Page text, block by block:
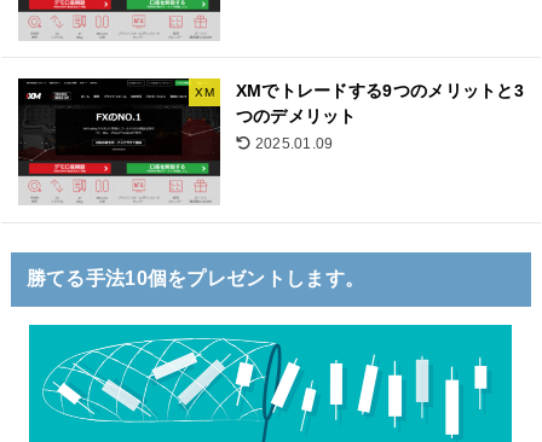
XM
XMでトレードする9つのメリットと3
つのデメリット
2025.01.09
勝てる手法10個をプレゼントします。